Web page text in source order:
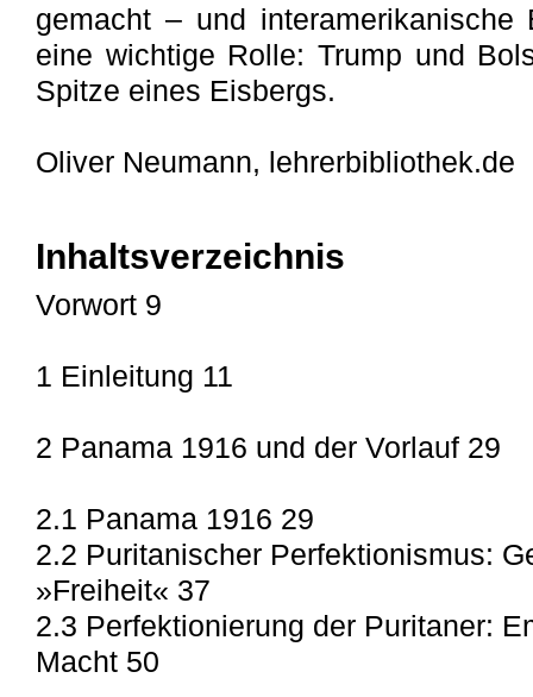
gemacht – und interamerikanische
eine wichtige Rolle: Trump und
Spitze eines Eisbergs.
Oliver Neumann, lehrerbibliothek.de
Inhaltsverzeichnis
Vorwort 9
1 Einleitung 11
2 Panama 1916 und der Vorlauf 29
2.1 Panama 1916 29
2.2 Puritanischer Perfektionismus:
»Freiheit« 37
2.3 Perfektionierung der Puritaner:
Macht 50